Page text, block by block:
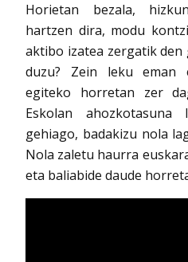
Horietan bezala,
hartzen dira, modu
aktibo izatea zergatik
duzu? Zein leku eman
egiteko horretan zer
Eskolan
gehiago, badakizu nola
Nola zaletu haurra
eta baliabide daude